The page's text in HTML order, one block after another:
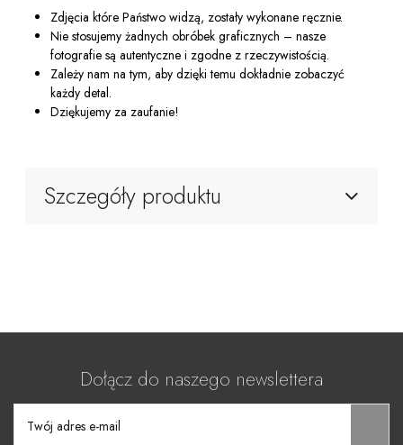
Zdjęcia które Państwo widzą, zostały wykonane ręcznie.
Nie stosujemy żadnych obróbek graficznych – nasze
fotografie są autentyczne i zgodne z rzeczywistością.
Zależy nam na tym, aby dzięki temu dokładnie zobaczyć
każdy detal.
Dziękujemy za zaufanie!
Szczegóły produktu
Dołącz do naszego newslettera